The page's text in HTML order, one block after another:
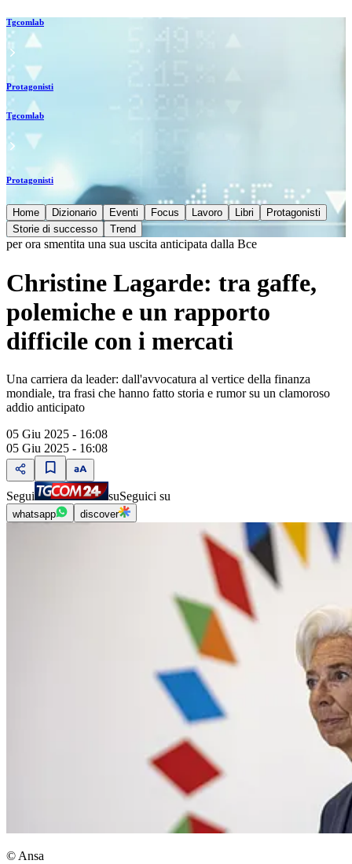
Tgcomlab
Protagonisti
Tgcomlab
Protagonisti
Home Dizionario Eventi Focus Lavoro Libri
Protagonisti
Storie di successo
Trend
per ora smentita una sua uscita anticipata dalla Bce
Christine Lagarde: tra gaffe,
polemiche e un rapporto
difficile con i mercati
Una carriera da leader: dall'avvocatura al vertice della finanza
mondiale, tra frasi che hanno fatto storia e rumor su un clamoroso
addio anticipato
05 Giu 2025 - 16:08
05 Giu 2025 - 16:08
Segui suSeguici su
whatsapp discover
© Ansa